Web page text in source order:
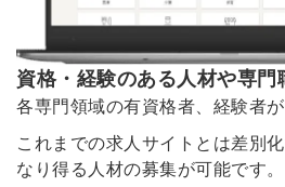
資格・経験のある人材や専門
各専門領域の有資格者、経験者が
これまでの求人サイトとは差別
なり得る人材の募集が可能です。